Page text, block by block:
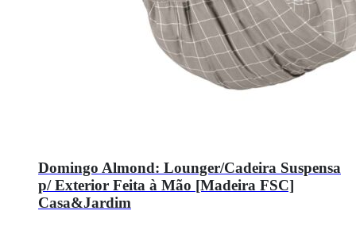
Domingo Almond: Lounger/Cadeira Suspensa
p/ Exterior Feita à Mão [Madeira FSC]
Casa&Jardim